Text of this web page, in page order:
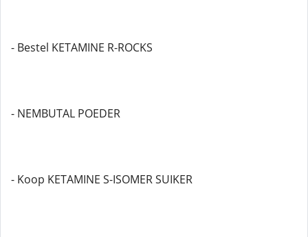
- Bestel KETAMINE R-ROCKS
- NEMBUTAL POEDER
- Koop KETAMINE S-ISOMER SUIKER